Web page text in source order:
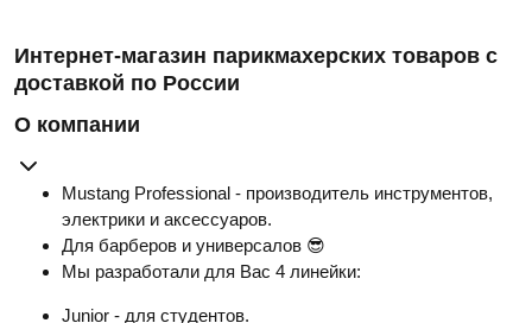
Интернет-магазин парикмахерских товаров с
доставкой по России
О компании
Mustang Professional - производитель инструментов,
электрики и аксессуаров.
Для барберов и универсалов 😎
Мы разработали для Вас 4 линейки:
Junior - для студентов.